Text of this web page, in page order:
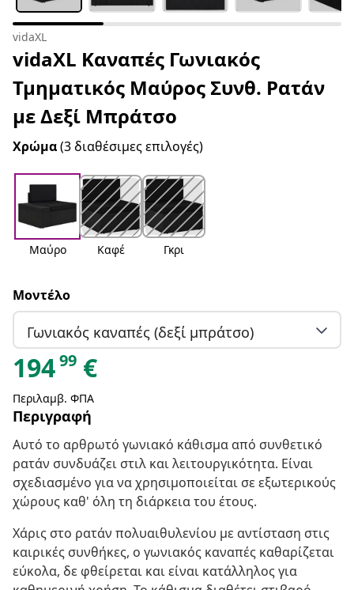
vidaXL
vidaXL Καναπές Γωνιακός
Τμηματικός Μαύρος Συνθ. Ρατάν
με Δεξί Μπράτσο
Χρώμα(3 διαθέσιμες επιλογές)
Μαύρο Καφέ Γκρι
Μοντέλο
Γωνιακός καναπές (δεξί μπράτσο)
19499 €
Περιλαμβ. ΦΠΑ
Περιγραφή
Αυτό το αρθρωτό γωνιακό κάθισμα από συνθετικό
ρατάν συνδυάζει στιλ και λειτουργικότητα. Είναι
σχεδιασμένο για να χρησιμοποιείται σε εξωτερικούς
χώρους καθ' όλη τη διάρκεια του έτους.
Χάρις στο ρατάν πολυαιθυλενίου με αντίσταση στις
καιρικές συνθήκες, ο γωνιακός καναπές καθαρίζεται
εύκολα, δε φθείρεται και είναι κατάλληλος για